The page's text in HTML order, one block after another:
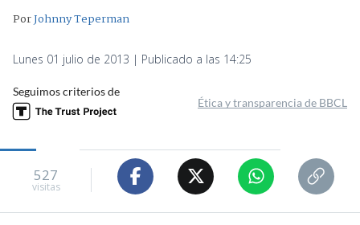
PorJohnny Teperman
Lunes 01 julio de 2013 | Publicado a las 14:25
Seguimos criterios de
Ética y transparencia de BBCL
527
visitas